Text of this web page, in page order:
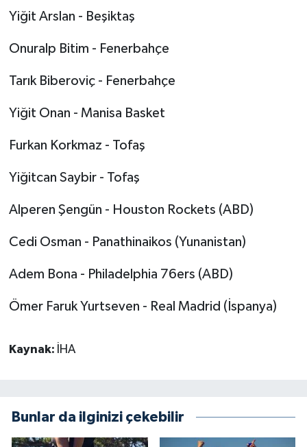
Yiğit Arslan - Beşiktaş
Onuralp Bitim - Fenerbahçe
Tarık Biberoviç - Fenerbahçe
Yiğit Onan - Manisa Basket
Furkan Korkmaz - Tofaş
Yiğitcan Saybir - Tofaş
Alperen Şengün - Houston Rockets (ABD)
Cedi Osman - Panathinaikos (Yunanistan)
Adem Bona - Philadelphia 76ers (ABD)
Ömer Faruk Yurtseven - Real Madrid (İspanya)
Kaynak: İHA
Bunlar da ilginizi çekebilir